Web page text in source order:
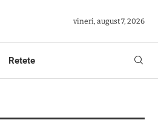
vineri, august 7, 2026
Retete